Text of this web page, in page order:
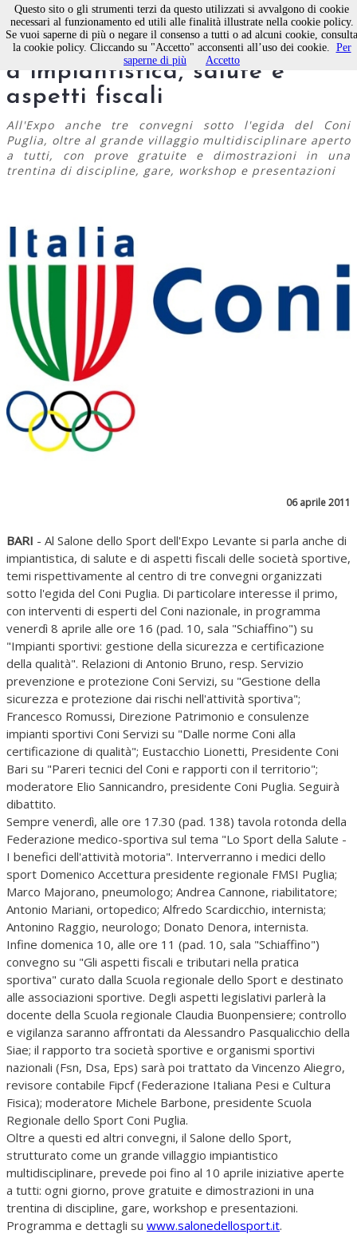
Al Salone dello Sport spazio
a impiantistica, salute e
aspetti fiscali
All'Expo anche tre convegni sotto l'egida del Coni
Puglia, oltre al grande villaggio multidisciplinare aperto
a tutti, con prove gratuite e dimostrazioni in una
trentina di discipline, gare, workshop e presentazioni
06 aprile 2011
BARI - Al Salone dello Sport dell'Expo Levante si parla anche di
impiantistica, di salute e di aspetti fiscali delle società sportive,
temi rispettivamente al centro di tre convegni organizzati
sotto l'egida del Coni Puglia. Di particolare interesse il primo,
con interventi di esperti del Coni nazionale, in programma
venerdì 8 aprile alle ore 16 (pad. 10, sala "Schiaffino") su
"Impianti sportivi: gestione della sicurezza e certificazione
della qualità". Relazioni di Antonio Bruno, resp. Servizio
prevenzione e protezione Coni Servizi, su "Gestione della
sicurezza e protezione dai rischi nell'attività sportiva";
Francesco Romussi, Direzione Patrimonio e consulenze
impianti sportivi Coni Servizi su "Dalle norme Coni alla
certificazione di qualità"; Eustacchio Lionetti, Presidente Coni
Bari su "Pareri tecnici del Coni e rapporti con il territorio";
moderatore Elio Sannicandro, presidente Coni Puglia. Seguirà
dibattito.
Sempre venerdì, alle ore 17.30 (pad. 138) tavola rotonda della
Federazione medico-sportiva sul tema "Lo Sport della Salute -
I benefici dell'attività motoria". Interverranno i medici dello
sport Domenico Accettura presidente regionale FMSI Puglia;
Marco Majorano, pneumologo; Andrea Cannone, riabilitatore;
Antonio Mariani, ortopedico; Alfredo Scardicchio, internista;
Antonino Raggio, neurologo; Donato Denora, internista.
Infine domenica 10, alle ore 11 (pad. 10, sala "Schiaffino")
convegno su "Gli aspetti fiscali e tributari nella pratica
sportiva" curato dalla Scuola regionale dello Sport e destinato
alle associazioni sportive. Degli aspetti legislativi parlerà la
docente della Scuola regionale Claudia Buonpensiere; controllo
e vigilanza saranno affrontati da Alessandro Pasqualicchio della
Siae; il rapporto tra società sportive e organismi sportivi
nazionali (Fsn, Dsa, Eps) sarà poi trattato da Vincenzo Aliegro,
revisore contabile Fipcf (Federazione Italiana Pesi e Cultura
Fisica); moderatore Michele Barbone, presidente Scuola
Regionale dello Sport Coni Puglia.
Oltre a questi ed altri convegni, il Salone dello Sport,
strutturato come un grande villaggio impiantistico
multidisciplinare, prevede poi fino al 10 aprile iniziative aperte
a tutti: ogni giorno, prove gratuite e dimostrazioni in una
trentina di discipline, gare, workshop e presentazioni.
Programma e dettagli su www.salonedellosport.it.
Questo sito o gli strumenti terzi da questo utilizzati si avvalgono di cookie
necessari al funzionamento ed utili alle finalità illustrate nella cookie policy.
Se vuoi saperne di più o negare il consenso a tutti o ad alcuni cookie, consulta
la cookie policy. Cliccando su "Accetto" acconsenti all’uso dei cookie. Per
saperne di più
Accetto